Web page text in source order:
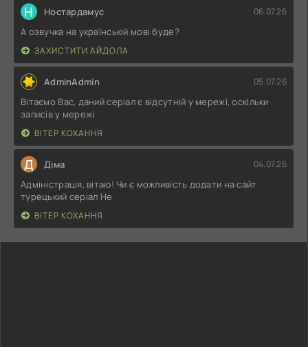
Н Ностардамус 06.07.26
А озвучка на українській мові буде?
ЗАХИСТИТИ АЙДОЛА
AdminAdmin 05.07.26
Вітаємо Вас, даний серіал є відсутній у мережі, оскільки
записів у мережі
ВІТЕР КОХАННЯ
Д Діма 04.07.26
Адміністрація, вітаю! Чи є можливість додати на сайт
турецький серіал Не
ВІТЕР КОХАННЯ